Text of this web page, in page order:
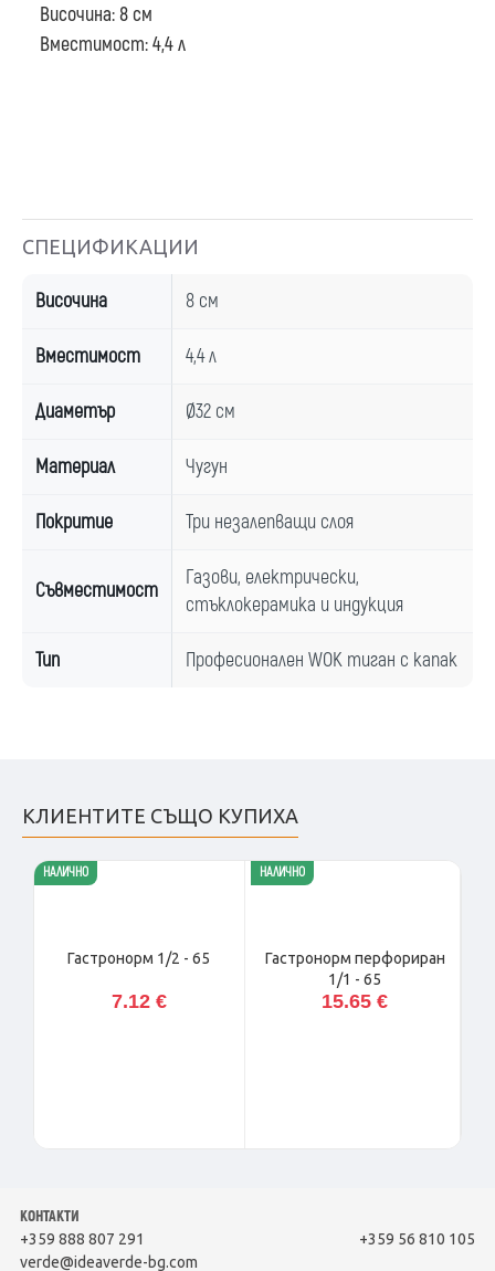
Височина: 8 см
Вместимост: 4,4 л
СПЕЦИФИКАЦИИ
Височина 8 см
Вместимост 4,4 л
Диаметър Ø32 см
Материал Чугун
Покритие Три незалепващи слоя
Съвместимост
Газови, електрически,
стъклокерамика и индукция
Тип Професионален WOK тиган с капак
КЛИЕНТИТЕ СЪЩО КУПИХА
НАЛИЧНО
Гастронорм 1/2 - 65
7.12 €
НАЛИЧНО
Гастронорм перфориран
1/1 - 65
15.65 €
КОНТАКТИ
+359 888 807 291
+359 56 810 105
verde@ideaverde-bg.com